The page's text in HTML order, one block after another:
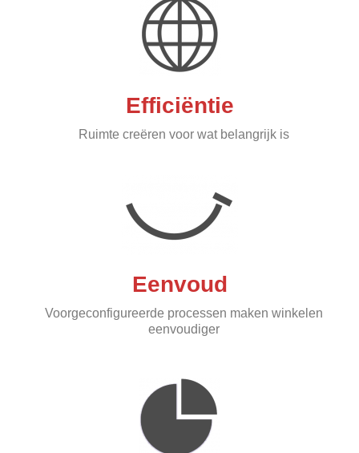
Efficiëntie
Ruimte creëren voor wat belangrijk is
Eenvoud
Voorgeconfigureerde processen maken winkelen
eenvoudiger